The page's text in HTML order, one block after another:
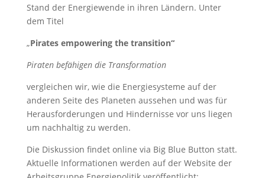
Stand der Energiewende in ihren Ländern. Unter
dem Titel
„Pirates empowering the transition“
Piraten befähigen die Transformation
vergleichen wir, wie die Energiesysteme auf der
anderen Seite des Planeten aussehen und was für
Herausforderungen und Hindernisse vor uns liegen
um nachhaltig zu werden.
Die Diskussion findet online via Big Blue Button statt.
Aktuelle Informationen werden auf der Website der